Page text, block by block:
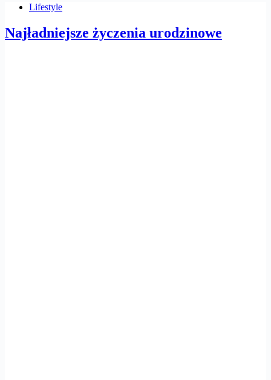
Lifestyle
Najładniejsze życzenia urodzinowe